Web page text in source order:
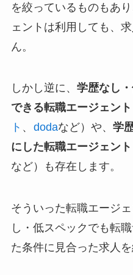
を絞っているものもあ
ェントは利用しても、
ん。
しかし逆に、 学歴なし
できる転職エージェント
ト 、 dodaなど）や、 学
にした転職エージェント
など）も存在します。
そういった転職エージ
し・低スペックでも転
た条件に見合った求人